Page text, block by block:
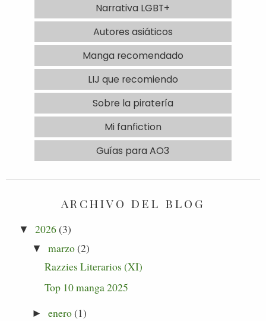
Narrativa LGBT+
Autores asiáticos
Manga recomendado
LIJ que recomiendo
Sobre la piratería
Mi fanfiction
Guías para AO3
ARCHIVO DEL BLOG
▼ 2026(3)
▼ marzo(2)
Razzies Literarios (XI)
Top 10 manga 2025
► enero(1)